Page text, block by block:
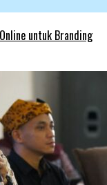
untuk Branding